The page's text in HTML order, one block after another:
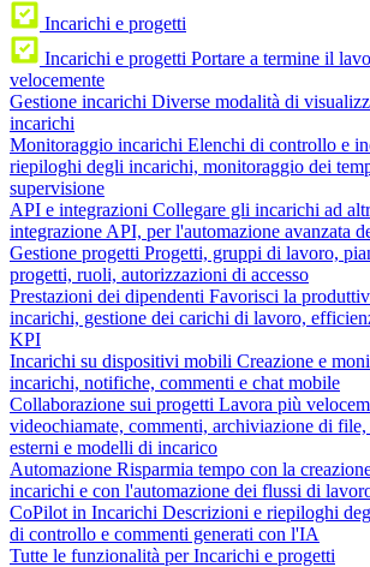
Incarichi e progetti
Incarichi e progetti Portare a termine il
velocemente
Gestione incarichi Diverse modalità di
incarichi
Monitoraggio incarichi Elenchi di controllo e
riepiloghi degli incarichi, monitoraggio dei
supervisione
API e integrazioni Collegare gli incarichi ad
integrazione API, per l'automazione avanzata
Gestione progetti Progetti, gruppi di lavoro,
progetti, ruoli, autorizzazioni di accesso
Prestazioni dei dipendenti Favorisci la
incarichi, gestione dei carichi di lavoro,
KPI
Incarichi su dispositivi mobili Creazione e
incarichi, notifiche, commenti e chat mobile
Collaborazione sui progetti Lavora più
videochiamate, commenti, archiviazione di
esterni e modelli di incarico
Automazione Risparmia tempo con la
incarichi e con l'automazione dei flussi di
CoPilot in Incarichi Descrizioni e riepiloghi
di controllo e commenti generati con l'IA
Tutte le funzionalità per Incarichi e progetti